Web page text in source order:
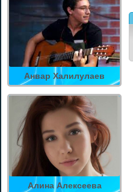
Анвар Халилулаев
Алина Алексеева